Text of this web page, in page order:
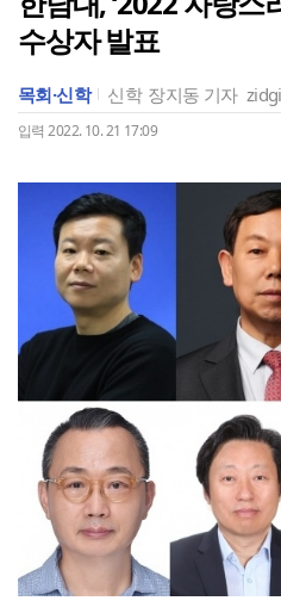
수상자 발표
목회·신학 신학 장지동 기자
입력 2022. 10. 21 17:09